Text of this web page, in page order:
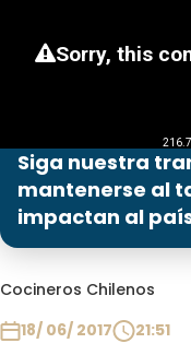
Siga nuestra
mantenerse al
impactan al
Cocineros Chilenos
18/ 06/ 2017
21:51
Contigo en
Plan Perfecto